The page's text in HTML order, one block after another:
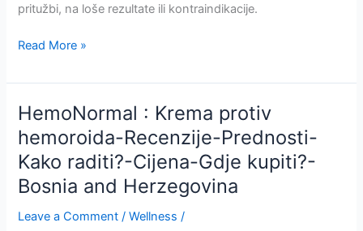
pritužbi, na loše rezultate ili kontraindikacije.
VenoNormal
Gel
za
proširene
vene
sa
prirodnim
Siguran
Read More »
HemoNormal : Krema protiv
hemoroida-Recenzije-Prednosti-
Kako raditi?-Cijena-Gdje kupiti?-
Bosnia and Herzegovina
Leave a Comment /Wellness /